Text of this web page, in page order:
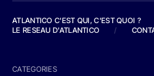
ATLANTICO C'EST QUI, C'EST QUOI ?
LE RESEAU D'ATLANTICO
/
CATEGORIES